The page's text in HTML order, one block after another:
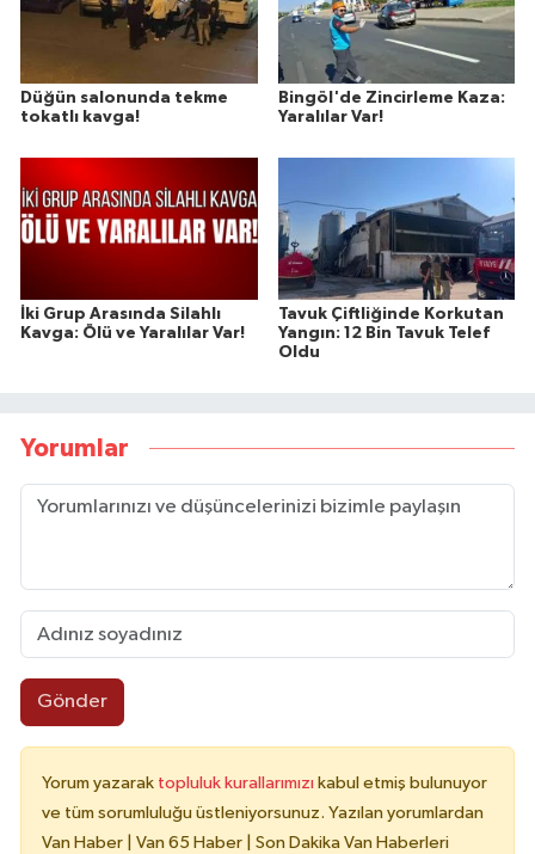
Düğün salonunda tekme
tokatlı kavga!
Bingöl'de Zincirleme Kaza:
Yaralılar Var!
İki Grup Arasında Silahlı
Kavga: Ölü ve Yaralılar Var!
Tavuk Çiftliğinde Korkutan
Yangın: 12 Bin Tavuk Telef
Oldu
Yorumlar
Gönder
Yorum yazarak topluluk kurallarımızı kabul etmiş bulunuyor
ve tüm sorumluluğu üstleniyorsunuz. Yazılan yorumlardan
Van Haber | Van 65 Haber | Son Dakika Van Haberleri